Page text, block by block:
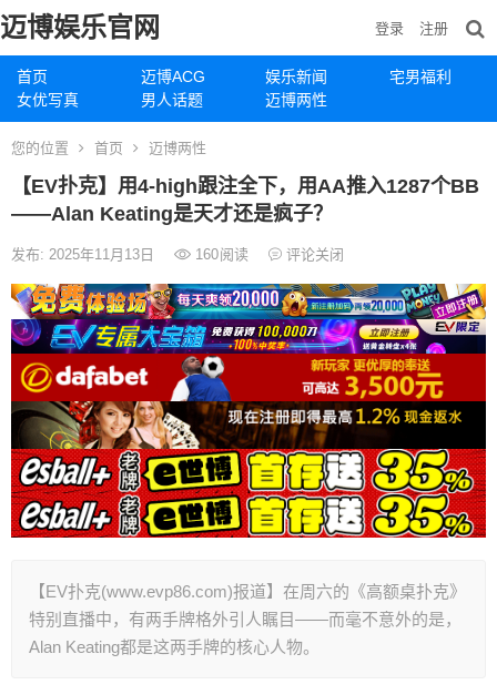
迈博娱乐官网
首页 迈博ACG 娱乐新闻
宅男福利
女优写真
男人话题 迈博两性
登录 注册
您的位置 首页 迈博两性
【EV扑克】用4-high跟注全下，用AA推入1287个BB
——Alan Keating是天才还是疯子？
发布: 2025年11月13日 160阅读 评论关闭
【EV扑克(www.evp86.com)报道】在周六的《高额桌扑克》
特别直播中，有两手牌格外引人瞩目——而毫不意外的是，
Alan Keating都是这两手牌的核心人物。